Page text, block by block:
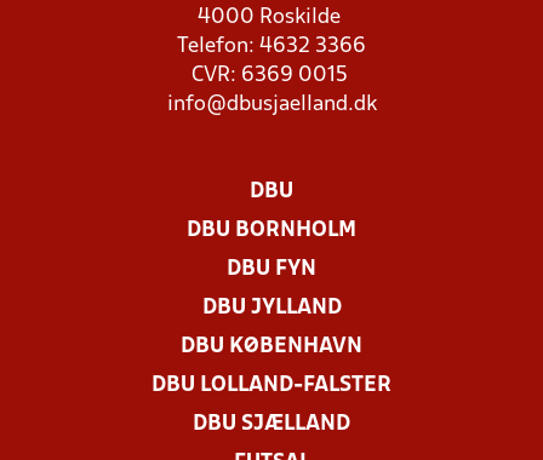
4000 Roskilde
Telefon: 4632 3366
CVR: 6369 0015
info@dbusjaelland.dk
DBU
DBU BORNHOLM
DBU FYN
DBU JYLLAND
DBU KØBENHAVN
DBU LOLLAND-FALSTER
DBU SJÆLLAND